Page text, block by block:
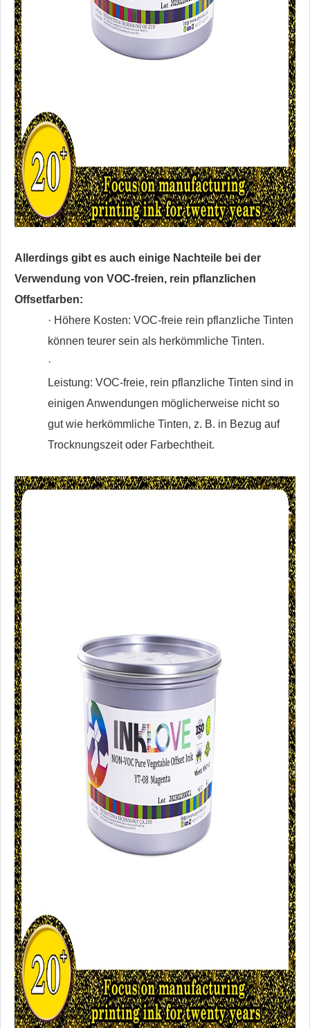
Allerdings gibt es auch einige Nachteile bei der
Verwendung von VOC-freien, rein pflanzlichen
Offsetfarben:
· Höhere Kosten: VOC-freie rein pflanzliche Tinten
können teurer sein als herkömmliche Tinten.
·
Leistung: VOC-freie, rein pflanzliche Tinten sind in
einigen Anwendungen möglicherweise nicht so
gut wie herkömmliche Tinten, z. B. in Bezug auf
Trocknungszeit oder Farbechtheit.